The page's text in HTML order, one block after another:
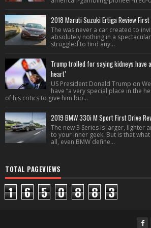
2018 Maruti Suzuki Ertiga Review First
The was never a car created to
absolutely nothing in a
struggled to find any...
Trump trolled for saying kidneys have
heart’
US President Donald Trump on
have “a very special place in the
of his critics to give him bio...
2019 BMW 330i M Sport First Drive
The new 3 Series is larger, lighter
to your inner geek. But is that
all, even BMW define...
TOTAL PAGEVIEWS
1 6 5 0 8 8 3